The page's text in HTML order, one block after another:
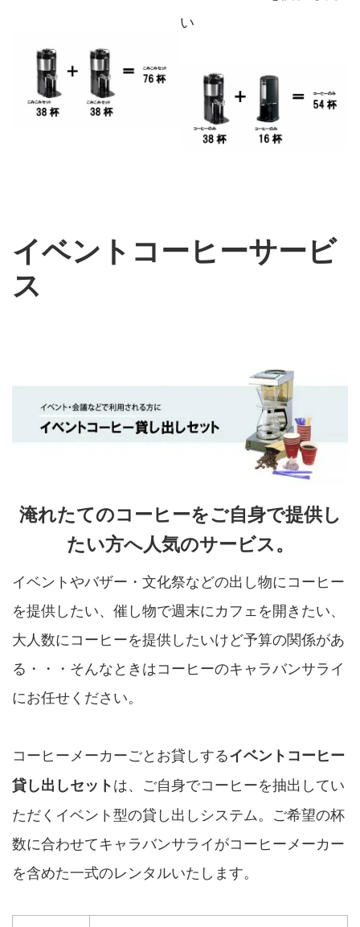
い
イベントコーヒーサービ
ス
淹れたてのコーヒーをご自身で提供し
たい方へ人気のサービス。
イベントやバザー・文化祭などの出し物にコーヒー
を提供したい、催し物で週末にカフェを開きたい、
大人数にコーヒーを提供したいけど予算の関係があ
る・・・そんなときはコーヒーのキャラバンサライ
にお任せください。
コーヒーメーカーごとお貸しするイベントコーヒー
貸し出しセットは、ご自身でコーヒーを抽出してい
ただくイベント型の貸し出しシステム。ご希望の杯
数に合わせてキャラバンサライがコーヒーメーカー
を含めた一式のレンタルいたします。